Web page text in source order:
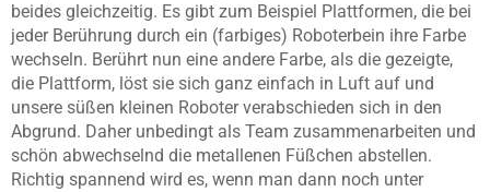
beides gleichzeitig. Es gibt zum Beispiel Plattformen, die bei
jeder Berührung durch ein (farbiges) Roboterbein ihre Farbe
wechseln. Berührt nun eine andere Farbe, als die gezeigte,
die Plattform, löst sie sich ganz einfach in Luft auf und
unsere süßen kleinen Roboter verabschieden sich in den
Abgrund. Daher unbedingt als Team zusammenarbeiten und
schön abwechselnd die metallenen Füßchen abstellen.
Richtig spannend wird es, wenn man dann noch unter